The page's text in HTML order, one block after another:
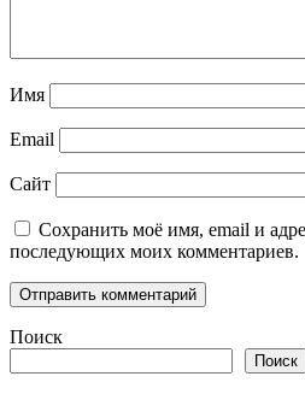
Имя
Email
Сайт
Сохранить моё имя, email и
последующих моих комментариев.
Поиск
Поиск